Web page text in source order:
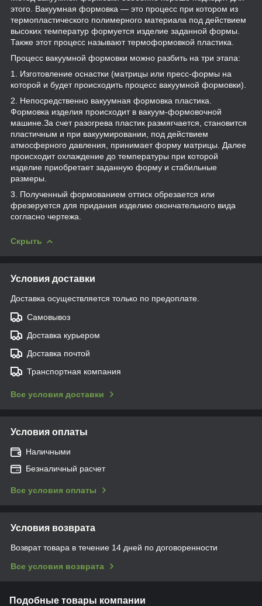
этого. Вакуумная формовка — это процесс при котором из
термопластического полимерного материала под действием
высоких температур формуется изделие заданной формы.
Также этот процесс называют термоформовкой пластика.
Процесс вакуумной формовки можно разбить на три этапа:
1. Изготовление оснастки (матрицы или пресс-формы на
которой и будет происходить процесс вакуумной формовки).
2. Непосредственно вакуумная формовка пластика.
Формовка изделия происходит в вакуум-формовочной
машине.За счет разогрева пластик размягчается, становится
пластичным и при вакуумировании, под действием
атмосферного давления, принимает форму матрицы. Далее
происходит охлаждение до температуры при которой
изделие приобретает заданную форму и стабильные
размеры.
3. Полученный формованием оттиск обрезается или
фрезеруется для придания изделию окончательного вида
согласно чертежа.
Скрыть
Условия доставки
Доставка осуществляется только по предоплате.
Самовывоз
Доставка курьером
Доставка почтой
Транспортная компания
Все условия доставки
Условия оплаты
Наличными
Безналичный расчет
Все условия оплаты
Условия возврата
Возврат товара в течение 14 дней по договоренности
Все условия возврата
Подобные товары компании